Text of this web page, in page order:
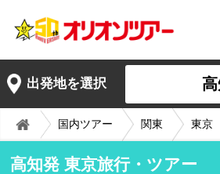
出発地を選択
国内ツアー 関東 東京
高知発 東京旅行・ツアー